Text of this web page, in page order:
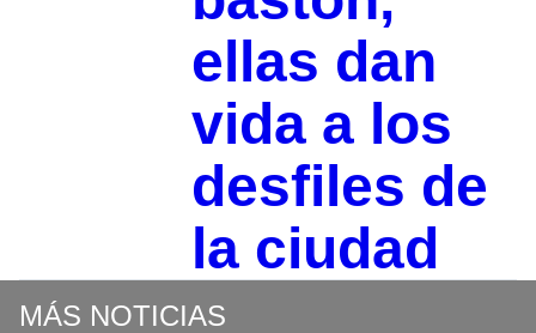
ellas dan
vida a los
desfiles de
la ciudad
MÁS NOTICIAS